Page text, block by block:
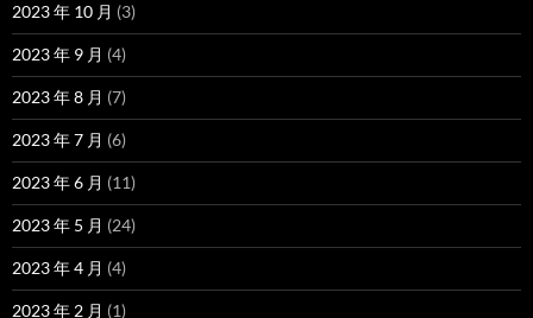
2023 年 10 月 (3)
2023 年 9 月 (4)
2023 年 8 月 (7)
2023 年 7 月 (6)
2023 年 6 月 (11)
2023 年 5 月 (24)
2023 年 4 月 (4)
2023 年 2 月 (1)